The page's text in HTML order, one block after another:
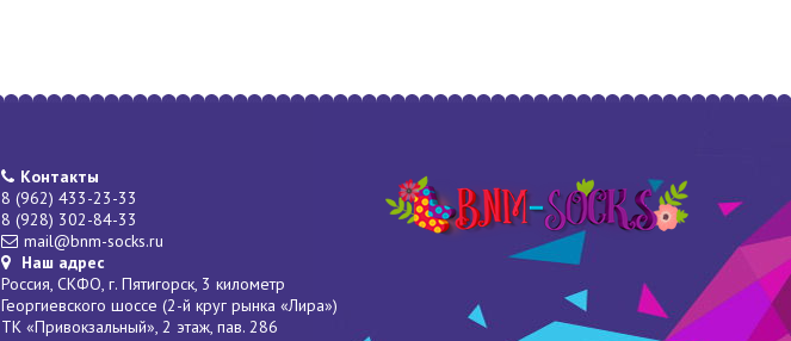
Контакты
8 (962) 433-23-33
8 (928) 302-84-33
mail@bnm-socks.ru
Наш адрес
Россия, СКФО, г. Пятигорск, 3 километр
Георгиевского шоссе (2-й круг рынка «Лира»)
ТК «Привокзальный», 2 этаж, пав. 286